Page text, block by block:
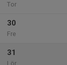
Tor
30
Fre
31
Lör